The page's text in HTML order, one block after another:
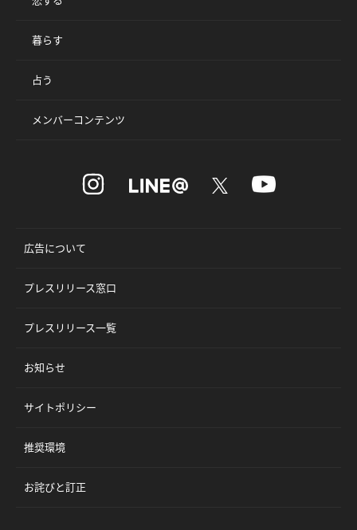
暮らす
占う
メンバーコンテンツ
広告について
プレスリリース窓口
プレスリリース一覧
お知らせ
サイトポリシー
推奨環境
お詫びと訂正